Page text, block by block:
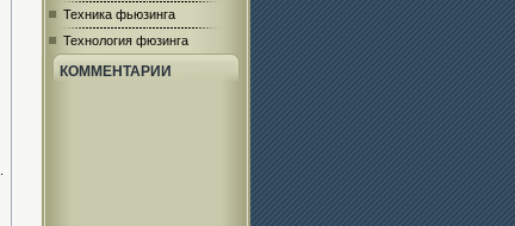
Техника фьюзинга
Технология фюзинга
КОММЕНТАРИИ